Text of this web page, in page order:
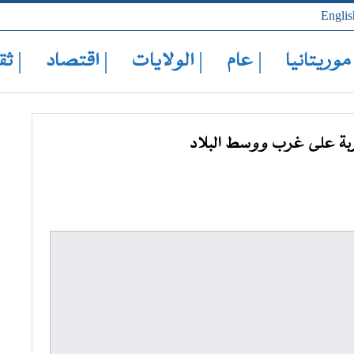
| موريتانيا | عام | الولايات | اقتصاد |
على غرب ووسط البلاد